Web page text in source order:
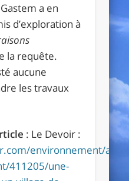
a en
d’exploration à
la requête.
aucune
les travaux
: Le Devoir :
environnement/
411205/une-